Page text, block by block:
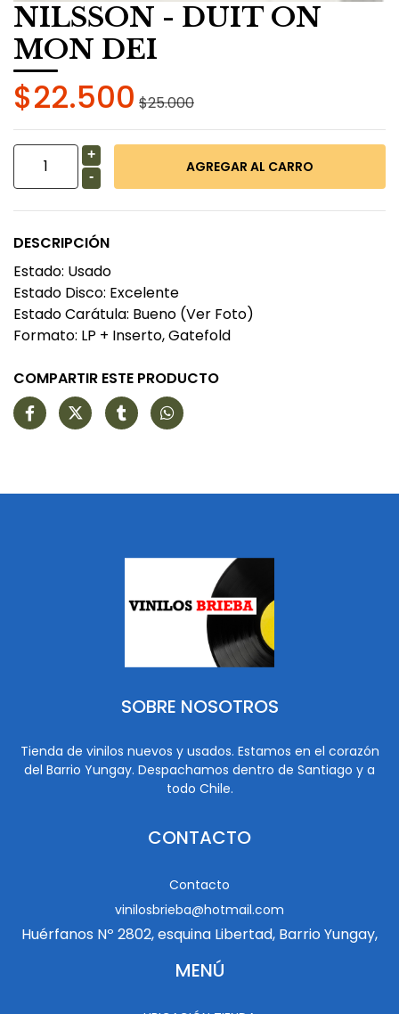
NILSSON - DUIT ON
MON DEI
$22.500 $25.000
+
-
DESCRIPCIÓN
Estado: Usado
Estado Disco: Excelente
Estado Carátula: Bueno (Ver Foto)
Formato: LP + Inserto, Gatefold
COMPARTIR ESTE PRODUCTO
SOBRE NOSOTROS
Tienda de vinilos nuevos y usados. Estamos en el corazón
del Barrio Yungay. Despachamos dentro de Santiago y a
todo Chile.
CONTACTO
Contacto
vinilosbrieba@hotmail.com
Huérfanos Nº 2802, esquina Libertad, Barrio Yungay,
MENÚ